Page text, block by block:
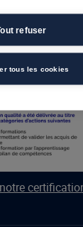
refuser
tous les cookies